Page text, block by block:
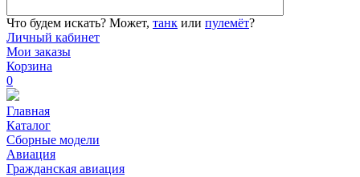
Что будем искать? Может, танк или пулемёт?
Личный кабинет
Мои заказы
Корзина
0
Главная
Каталог
Сборные модели
Авиация
Гражданская авиация